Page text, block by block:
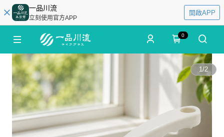
一品川流
立刻使用官方APP
開啟APP
0
1/2